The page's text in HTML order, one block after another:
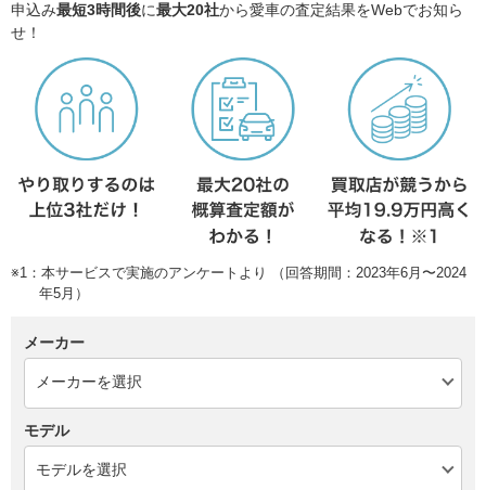
申込み最短3時間後に最大20社から愛車の査定結果をWebでお知ら
せ！
※1：本サービスで実施のアンケートより （回答期間：2023年6月〜2024
年5月）
メーカー
モデル